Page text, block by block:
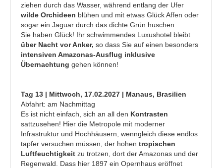
ziehen durch das Wasser, während entlang der Ufer
wilde Orchideen blühen und mit etwas Glück Affen oder
sogar ein Jaguar durch das dichte Grün huschen.
Sie haben Glück! Ihr schwimmendes Luxushotel bleibt
über Nacht vor Anker, so dass Sie auf einen besonders
intensiven Amazonas-Ausflug inklusive
Übernachtung gehen können!
Tag 13 | Mittwoch, 17.02.2027 | Manaus, Brasilien
Abfahrt: am Nachmittag
Es ist nicht einfach, sich an all den Kontrasten
sattzusehen! Hier die Metropole mit moderner
Infrastruktur und Hochhäusern, wenngleich diese endlos
tapfer versuchen müssen, der hohen tropischen
Luftfeuchtigkeit zu trotzen, dort der Amazonas und der
Regenwald. Dass hier 1897 ein Opernhaus eröffnet